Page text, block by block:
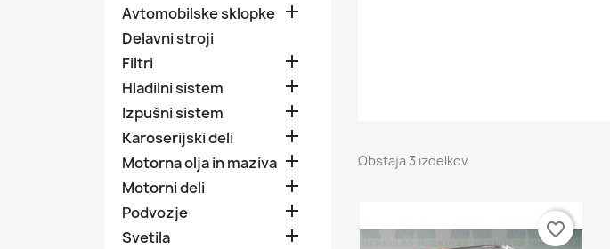
Avtomobilske sklopke 
Delavni stroji
Filtri

Hladilni sistem 
Izpušni sistem 
Karoserijski deli 
Motorna olja in maziva 
Motorni deli 
Podvozje 
Svetila 
Obstaja 3 izdelkov.
favorite_border